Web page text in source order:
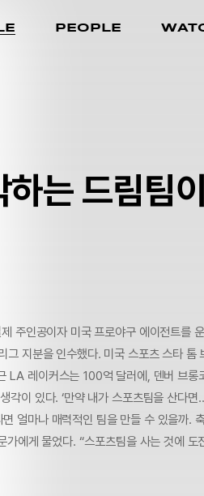
PEOPLE
는 드림팀
주인공이자 미국 프로야구 에이전트를
그 지분을 인수했다. 미국 스포츠 스타 톰
LA 레이커스는 100억 달러에, 덴버 브
각이 있다. ‘만약 내가 스포츠팀을 산다
얼마나 매력적인 팀을 만들 수 있을까.
가에게 물었다. “스포츠팀을 사는 것에 도